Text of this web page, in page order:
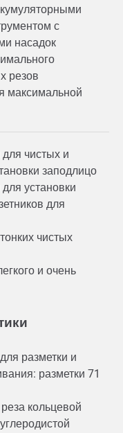
с
насадок
резов
максимальной
для чистых и
заподлицо
установки
для
чистых
и очень
разметки и
разметки 71
кольцевой